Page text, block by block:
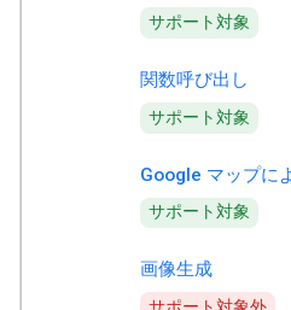
サポート対象
関数呼び出し
サポート対象
Google マップに
サポート対象
画像生成